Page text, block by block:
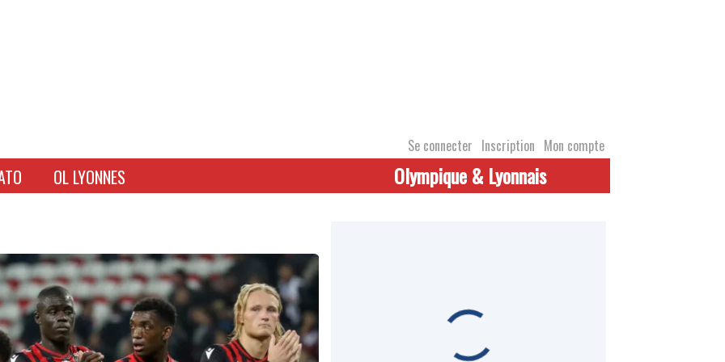
Se connecter Inscription Mon compte
OL LYONNES Olympique & Lyonnais